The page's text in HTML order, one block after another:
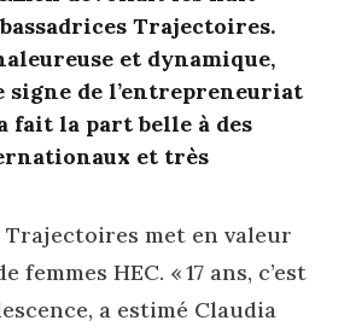
Trajectoires.
et dynamique,
signe de l’entrepreneuriat
fait la part belle à des
et très
Trajectoires met en valeur
femmes HEC. « 17 ans, c’est
a estimé Claudia